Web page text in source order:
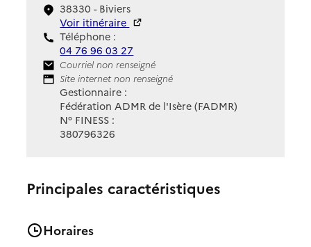
38330 - Biviers
Voir itinéraire
Téléphone :
04 76 96 03 27
Contact
Courriel non renseigné
Site Internet
Site internet non renseigné
Gestionnaire :
Fédération ADMR de l'Isère (FADMR)
N° FINESS :
380796326
Principales caractéristiques
Horaires